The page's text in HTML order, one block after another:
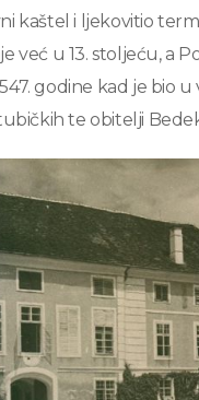
kaštel i ljekovitio
već u 13. stoljeću, a
godine kad je bio u
te obitelji